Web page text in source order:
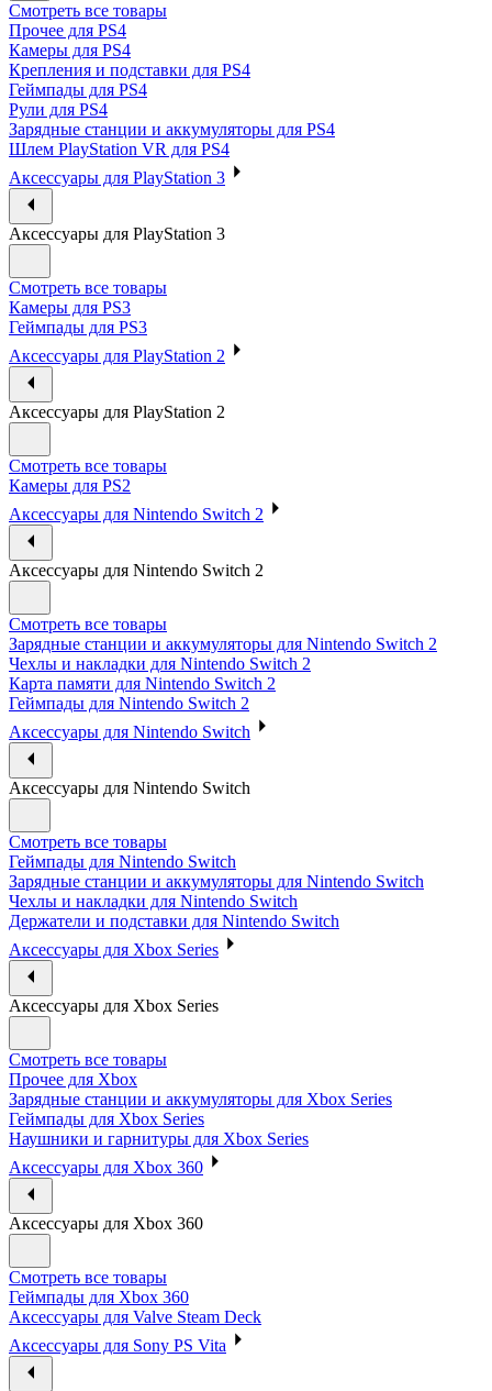
Смотреть все товары
Прочее для PS4
Камеры для PS4
Крепления и подставки для PS4
Геймпады для PS4
Рули для PS4
Зарядные станции и аккумуляторы для PS4
Шлем PlayStation VR для PS4
Аксессуары для PlayStation 3
Аксессуары для PlayStation 3
Смотреть все товары
Камеры для PS3
Геймпады для PS3
Аксессуары для PlayStation 2
Аксессуары для PlayStation 2
Смотреть все товары
Камеры для PS2
Аксессуары для Nintendo Switch 2
Аксессуары для Nintendo Switch 2
Смотреть все товары
Зарядные станции и аккумуляторы для Nintendo Switch 2
Чехлы и накладки для Nintendo Switch 2
Карта памяти для Nintendo Switch 2
Геймпады для Nintendo Switch 2
Аксессуары для Nintendo Switch
Аксессуары для Nintendo Switch
Смотреть все товары
Геймпады для Nintendo Switch
Зарядные станции и аккумуляторы для Nintendo Switch
Чехлы и накладки для Nintendo Switch
Держатели и подставки для Nintendo Switch
Аксессуары для Xbox Series
Аксессуары для Xbox Series
Смотреть все товары
Прочее для Xbox
Зарядные станции и аккумуляторы для Xbox Series
Геймпады для Xbox Series
Наушники и гарнитуры для Xbox Series
Аксессуары для Xbox 360
Аксессуары для Xbox 360
Смотреть все товары
Геймпады для Xbox 360
Аксессуары для Valve Steam Deck
Аксессуары для Sony PS Vita